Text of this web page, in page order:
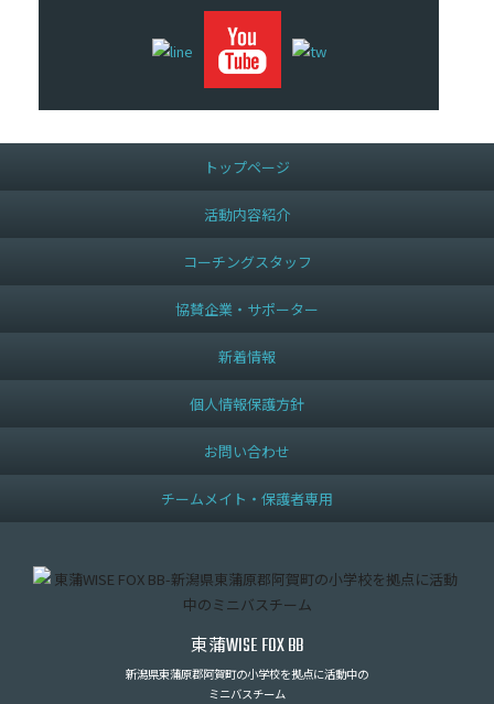
トップページ
活動内容紹介
コーチングスタッフ
協賛企業・サポーター
新着情報
個人情報保護方針
お問い合わせ
チームメイト・保護者専用
東蒲WISE FOX BB
新潟県東蒲原郡阿賀町の小学校を拠点に活動中の
ミニバスチーム